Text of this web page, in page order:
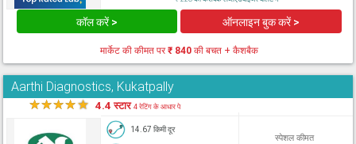
कॉल करें > ऑनलाइन बुक करें >
मार्केट की कीमत पर₹ 840की बचत + कैशबैक
Aarthi Diagnostics, Kukatpally
★★★★★ 4.4 स्टार4 रेटिंग के आधार पे
14.67 किमी दूर
स्पेशल कीमत